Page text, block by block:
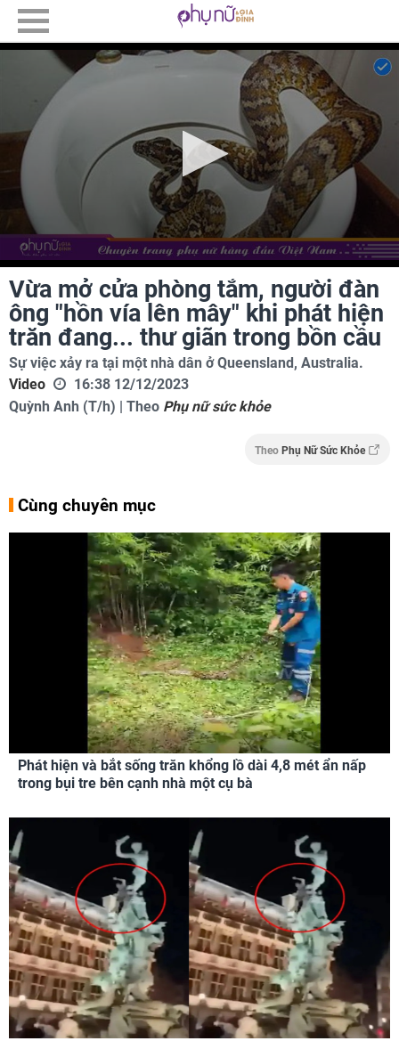
Vừa mở cửa phòng tắm, người đàn
ông "hồn vía lên mây" khi phát hiện
trăn đang... thư giãn trong bồn cầu
Sự việc xảy ra tại một nhà dân ở Queensland, Australia.
Video
16:38 12/12/2023
Quỳnh Anh (T/h) | Theo Phụ nữ sức khỏe
Theo Phụ Nữ Sức Khỏe
Cùng chuyên mục
Phát hiện và bắt sống trăn khổng lồ dài 4,8 mét ẩn nấp
trong bụi tre bên cạnh nhà một cụ bà